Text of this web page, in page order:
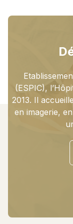
(ESPIC),
2013. Il
en imagerie,